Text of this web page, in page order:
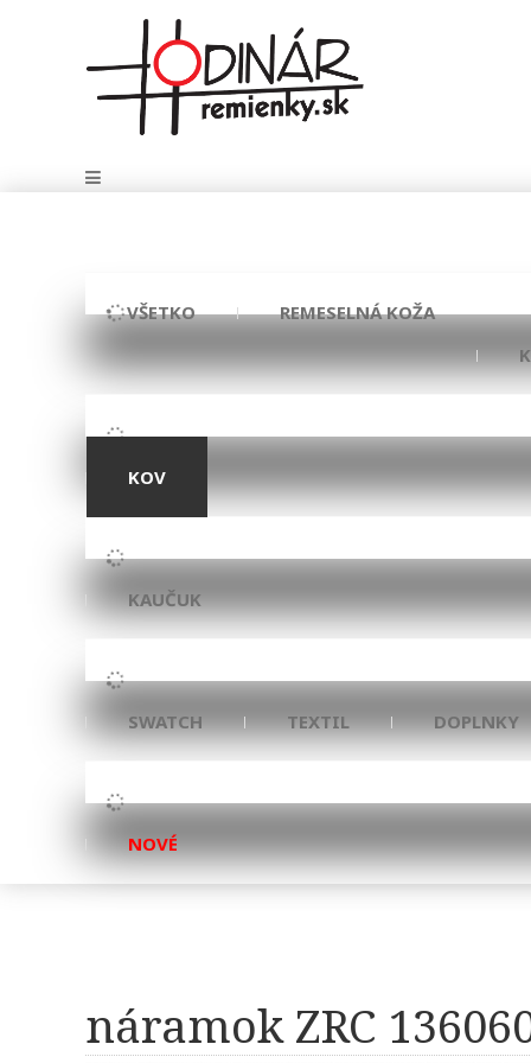
VŠETKO
REMESELNÁ KOŽA
KOV
KAUČUK
SWATCH TEXTIL DOPLNKY
NOVÉ
náramok ZRC